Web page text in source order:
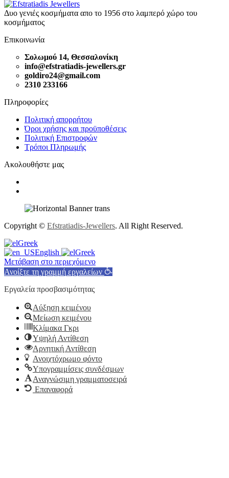
Δυο γενιές κοσμήματα απο το 1956 στο λαμπερό χώρο του
κοσμήματος
Επικοινωνία
Σολωμού 14, Θεσσαλονίκη
info@efstratiadis-jewellers.gr
goldiro24@gmail.com
2310 233166
Πληροφορίες
Πολιτική απορρήτου
Όροι χρήσης και προϋποθέσεις
Πολιτική Επιστροφών
Τρόποι Πληρωμής
Ακολουθήστε μας
Copyright © Efstratiadis-Jewellers. All Right Reserved.
Greek
English
Greek
Μετάβαση στο περιεχόμενο
Ανοίξτε τη γραμμή εργαλείων
Εργαλεία προσβασιμότητας
Αύξηση κειμένου
Μείωση κειμένου
Κλίμακα Γκρι
Υψηλή Αντίθεση
Αρνητική Αντίθεση
Ανοιχτόχρωμο φόντο
Υπογραμμίσεις συνδέσμων
Αναγνώσιμη γραμματοσειρά
Επαναφορά